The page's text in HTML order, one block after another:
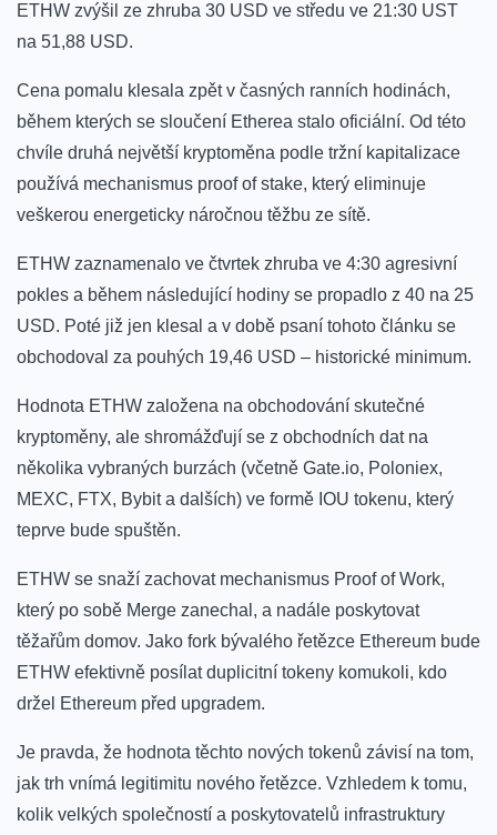
ETHW zvýšil ze zhruba 30 USD ve středu ve 21:30 UST
na 51,88 USD.
Cena pomalu klesala zpět v časných ranních hodinách,
během kterých se sloučení Etherea stalo oficiální. Od této
chvíle druhá největší kryptoměna podle tržní kapitalizace
používá mechanismus proof of stake, který eliminuje
veškerou energeticky náročnou těžbu ze sítě.
ETHW zaznamenalo ve čtvrtek zhruba ve 4:30 agresivní
pokles a během následující hodiny se propadlo z 40 na 25
USD. Poté již jen klesal a v době psaní tohoto článku se
obchodoval za pouhých 19,46 USD – historické minimum.
Hodnota ETHW založena na obchodování skutečné
kryptoměny, ale shromážďují se z obchodních dat na
několika vybraných burzách (včetně Gate.io, Poloniex,
MEXC, FTX, Bybit a dalších) ve formě IOU tokenu, který
teprve bude spuštěn.
ETHW se snaží zachovat mechanismus Proof of Work,
který po sobě Merge zanechal, a nadále poskytovat
těžařům domov. Jako fork bývalého řetězce Ethereum bude
ETHW efektivně posílat duplicitní tokeny komukoli, kdo
držel Ethereum před upgradem.
Je pravda, že hodnota těchto nových tokenů závisí na tom,
jak trh vnímá legitimitu nového řetězce. Vzhledem k tomu,
kolik velkých společností a poskytovatelů infrastruktury